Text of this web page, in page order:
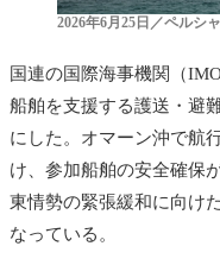
2026年6月25日／ペルシ
国連の国際海事機関（
船舶を支援する護送・避
にした。オマーン沖で航
け、参加船舶の安全確保
東情勢の緊張緩和に向け
なっている。